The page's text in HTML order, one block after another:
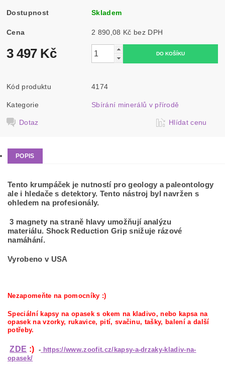
Dostupnost Skladem
Cena 2 890,08 Kč bez DPH
3 497 Kč
Kód produktu 4174
Kategorie Sbírání minerálů v přírodě
Dotaz Hlídat cenu
POPIS
Tento krumpáček je nutností pro geology a paleontology
ale i hledače s detektory. Tento nástroj byl navržen s
ohledem na profesionály.
3 magnety na straně hlavy umožňují analýzu
materiálu. Shock Reduction Grip snižuje rázové
namáhání.
Vyrobeno v USA
Nezapomeňte na pomocníky :)
Speciální kapsy na opasek s okem na kladivo, nebo kapsa na
opasek na vzorky, rukavice, pití, svačinu, tašky, balení a další
potřeby.
ZDE :) - https://www.zoofit.cz/kapsy-a-drzaky-kladiv-na-
opasek/